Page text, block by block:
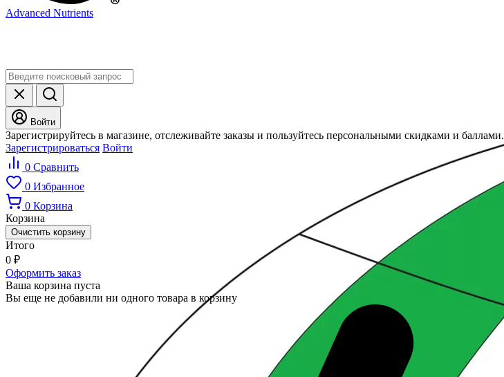
Advanced Nutrients
Войти
Зарегистрируйтесь в магазине, отслеживайте заказы и пользуйтесь персональными скидками и баллами.
Зарегистрироваться Войти
0 Сравнить
0 Избранное
0 Корзина
Корзина
Очистить корзину
Итого
0 ₽
Оформить заказ
Ваша корзина пуста
Вы еще не добавили ни одного товара в корзину